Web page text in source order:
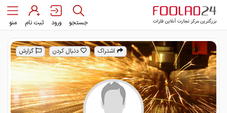
جستجو ورود ثبت نام منو
اشتراک دنبال کردن گزارش